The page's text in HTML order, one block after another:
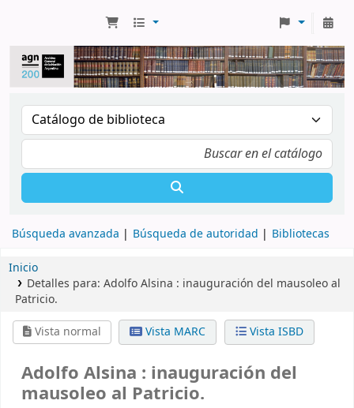
Búsqueda avanzada Búsqueda de autoridad Bibliotecas
Inicio
Detalles para: Adolfo Alsina : inauguración del mausoleo al
Patricio.
Vista normal
Vista MARC Vista ISBD
Adolfo Alsina : inauguración del
mausoleo al Patricio.